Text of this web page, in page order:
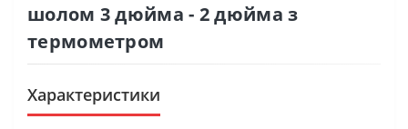
шолом 3 дюйма - 2 дюйма з
термометром
Характеристики